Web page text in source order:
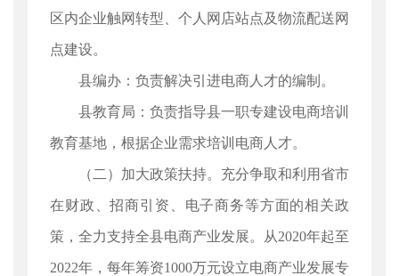
区内企业触网转型、个人网店站点及物流配送网
点建设。
县编办：负责解决引进电商人才的编制。
县教育局：负责指导县一职专建设电商培训
教育基地，根据企业需求培训电商人才。
（二）加大政策扶持。充分争取和利用省市
在财政、招商引资、电子商务等方面的相关政
策，全力支持全县电商产业发展。从2020年起至
2022年，每年筹资1000万元设立电商产业发展专